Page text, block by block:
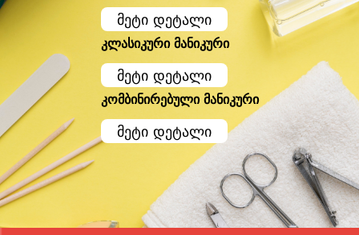
მეტი დეტალი
კლასიკური მანიკური
მეტი დეტალი
კომბინირებული მანიკური
მეტი დეტალი